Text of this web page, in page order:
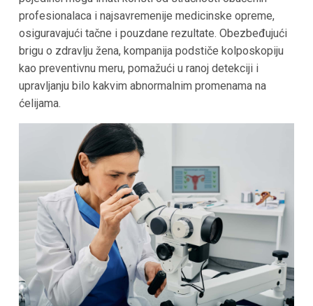
profesionalaca i najsavremenije medicinske opreme,
osiguravajući tačne i pouzdane rezultate. Obezbeđujući
brigu o zdravlju žena, kompanija podstiče kolposkopiju
kao preventivnu meru, pomažući u ranoj detekciji i
upravljanju bilo kakvim abnormalnim promenama na
ćelijama.